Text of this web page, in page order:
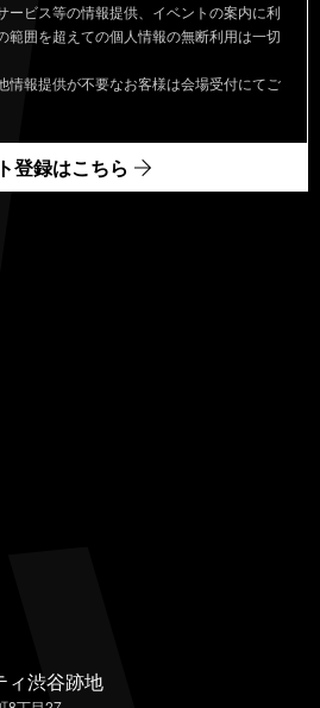
ービス等の情報提供、イベントの案内に利
範囲を超えての個人情報の無断利用は一切
情報提供が不要なお客様は会場受付にてご
登録はこちら
ィ渋谷跡地